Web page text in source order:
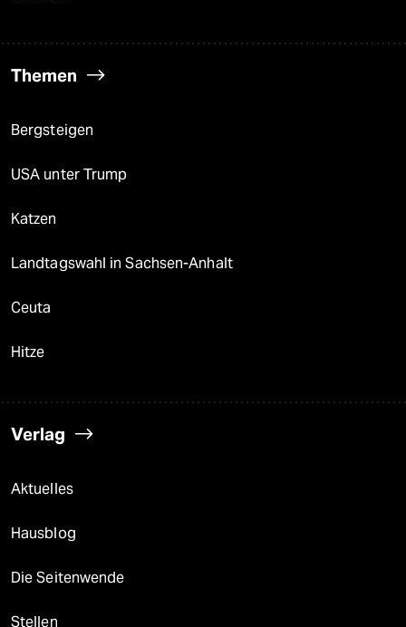
Themen
Bergsteigen
USA unter Trump
Katzen
Landtagswahl in Sachsen-Anhalt
Ceuta
Hitze
Verlag
Aktuelles
Hausblog
Die Seitenwende
Stellen